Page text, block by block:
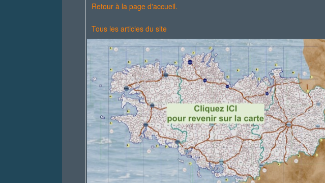
Retour à la page d'accueil.
Tous les articles du site